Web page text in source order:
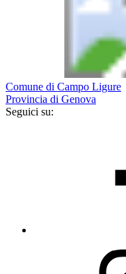
Comune di Campo Ligure
Provincia di Genova
Seguici su: